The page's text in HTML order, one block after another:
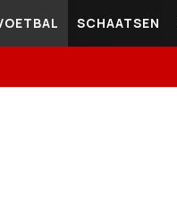
SCHAATSEN